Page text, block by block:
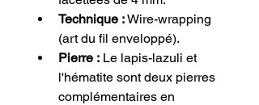
Technique : Wire-wrapping
(art du fil enveloppé).
Pierre : Le lapis-lazuli et
l'hématite sont deux pierres
complémentaires en